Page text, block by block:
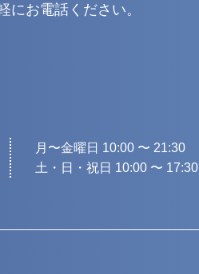
お電話ください。
月〜金曜日 10:00 〜 21:30
土・日・祝日 10:00 〜 17:30